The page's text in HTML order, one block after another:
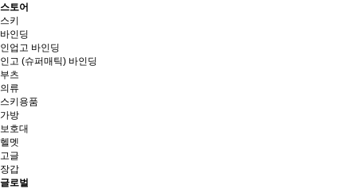
스토어
스키
바인딩
인업고 바인딩
인고 (슈퍼매틱) 바인딩
부츠
의류
스키용품
가방
보호대
헬멧
고글
장갑
글로벌